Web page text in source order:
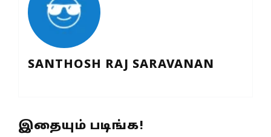
SANTHOSH RAJ SARAVANAN
இதையும் படிங்க!